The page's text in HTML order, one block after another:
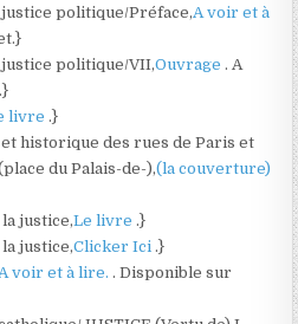
justice politique/Préface,A voir et à
justice politique/VII,Ouvrage. A
livre.}
historique des rues de Paris et
du Palais-de-),(la couverture)
justice,Le livre.}
justice,Clicker Ici.}
voir et à lire.. Disponible sur